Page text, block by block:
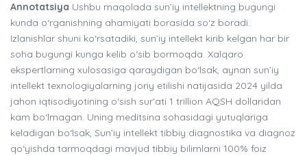
Annotatsiya Ushbu maqolada sun’iy intellektning bugungi
kunda o‘rganishning ahamiyati borasida so‘z boradi.
Izlanishlar shuni ko‘rsatadiki, sun’iy intellekt kirib kelgan har bir
soha bugungi kunga kelib o‘sib bormoqda. Xalqaro
ekspertlarning xulosasiga qaraydigan bo‘lsak, aynan sun’iy
intellekt texnologiyalarning joriy etilishi natijasida 2024 yilda
jahon iqtisodiyotining o‘sish sur’ati 1 trillion AQSH dollaridan
kam bo‘lmagan. Uning meditsina sohasidagi yutuqlariga
keladigan bo‘lsak, Sun’iy intellekt tibbiy diagnostika va diagnoz
qo‘yishda tarmoqdagi mavjud tibbiy bilimlarni 100% foiz